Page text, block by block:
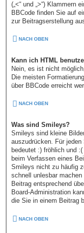
(„<“ und „>“) Klammern
BBCode finden Sie auf
zur Beitragserstellung
NACH OBEN
Kann ich HTML
Nein, es ist nicht
Die meisten
über BBCode erreicht
NACH OBEN
Was sind Smileys?
Smileys sind kleine
auszudrücken. Für
bedeutet :) fröhlich und
beim Verfassen eines
Smileys nicht zu häufig
schnell unlesbar
Beitrag entsprechend
Board-Administration
die Sie in einem Beitrag
NACH OBEN